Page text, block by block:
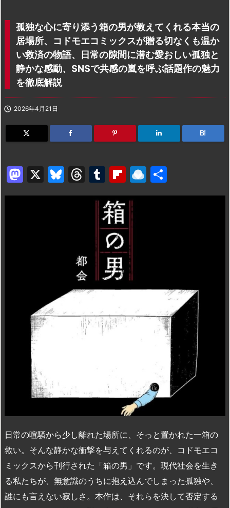
孤独な心に寄り添う箱の男が教えてくれる本当の
居場所、コドモエコミックスが贈る切なくも温か
い救済の物語、日常の隙間に潜む愛おしい孤独と
静かな感動、SNSで共感の嵐を呼ぶ話題作の魅力
を徹底解説
 2026年4月21日
B!
M
a
X
Bl
u
T
hr
s
T
u
m
bl
r
Fl
ip
b
o
ar
d
R
ai 有
日常の喧騒から少し離れた場所に、そっと置かれた一箱の
救い。そんな静かな衝撃を与えてくれるのが、コドモエコ
ミックスから刊行された「箱の男」です。現代社会を生き
る私たちが、無意識のうちに抱え込んでしまった孤独や、
誰にも言えない寂しさ。本作は、それらを決して否定する